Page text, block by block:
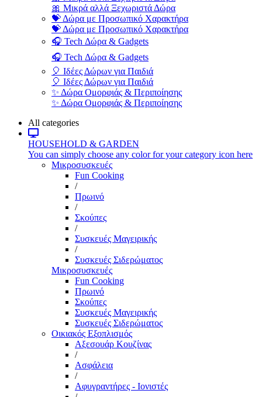
🎀 Μικρά αλλά Ξεχωριστά Δώρα
💝 Δώρα με Προσωπικό Χαρακτήρα
💝 Δώρα με Προσωπικό Χαρακτήρα
🎧 Tech Δώρα & Gadgets
🎧 Tech Δώρα & Gadgets
🎈 Ιδέες Δώρων για Παιδιά
🎈 Ιδέες Δώρων για Παιδιά
✨ Δώρα Ομορφιάς & Περιποίησης
✨ Δώρα Ομορφιάς & Περιποίησης
All categories
HOUSEHOLD & GARDEN
You can simply choose any color for your category icon here
Μικροσυσκευές
Fun Cooking
/
Πρωινό
/
Σκούπες
/
Συσκευές Μαγειρικής
/
Συσκευές Σιδερώματος
Μικροσυσκευές
Fun Cooking
Πρωινό
Σκούπες
Συσκευές Μαγειρικής
Συσκευές Σιδερώματος
Οικιακός Εξοπλισμός
Αξεσουάρ Κουζίνας
/
Ασφάλεια
/
Αφυγραντήρες - Ιονιστές